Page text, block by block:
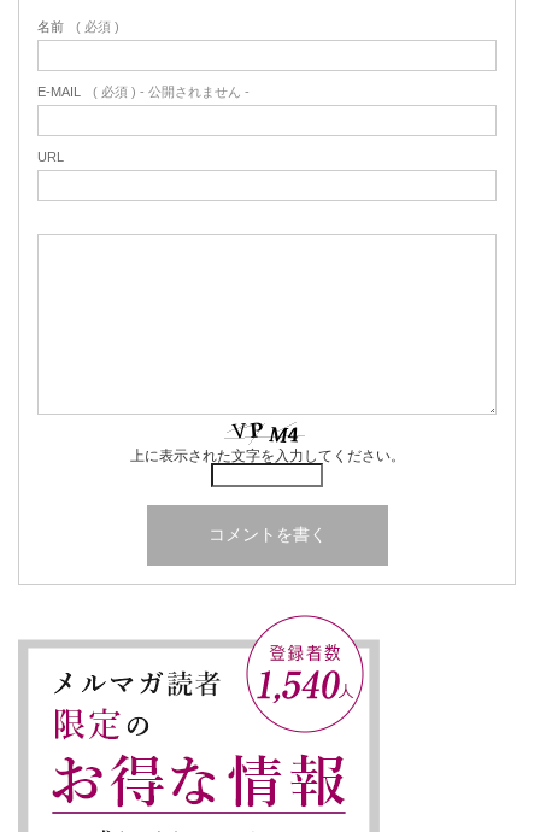
名前 ( 必須 )
E-MAIL ( 必須 ) - 公開されません -
URL
上に表示された文字を入力してください。